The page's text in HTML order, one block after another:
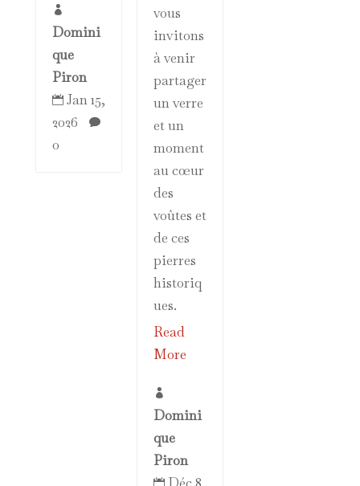

Domini
que
Piron
 Jan 15,
2026

0
vous
invitons
à venir
partager
un verre
et un
moment
au cœur
des
voûtes et
de ces
pierres
historiq
ues.
Read
More

Domini
que
Piron
